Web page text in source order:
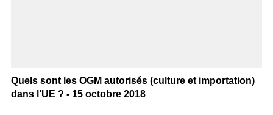
Quels sont les OGM autorisés (culture et importation)
dans l’UE ? - 15 octobre 2018